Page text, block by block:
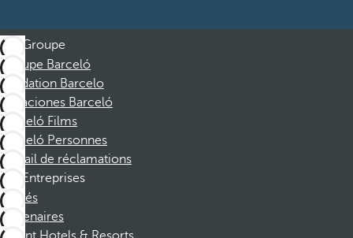
Groupe
Groupe Barceló
Fondation Barcelo
Vacaciones Barceló
Barceló Films
Barceló Personnes
Portail de réclamations
Entreprises
Affiliés
Partenaires